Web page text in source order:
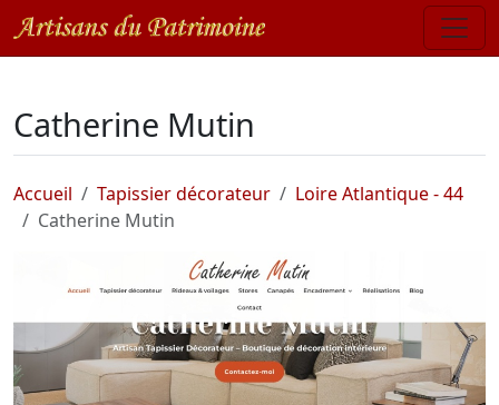
Catherine Mutin
Accueil Tapissier décorateur
Loire Atlantique - 44
Catherine Mutin